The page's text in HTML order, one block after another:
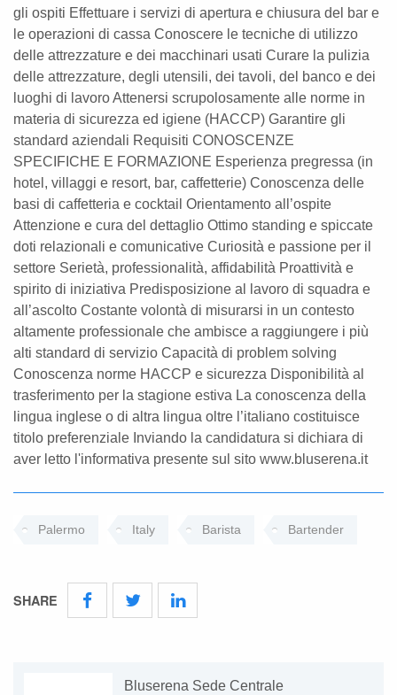
gli ospiti Effettuare i servizi di apertura e chiusura del bar e
le operazioni di cassa Conoscere le tecniche di utilizzo
delle attrezzature e dei macchinari usati Curare la pulizia
delle attrezzature, degli utensili, dei tavoli, del banco e dei
luoghi di lavoro Attenersi scrupolosamente alle norme in
materia di sicurezza ed igiene (HACCP) Garantire gli
standard aziendali Requisiti CONOSCENZE
SPECIFICHE E FORMAZIONE Esperienza pregressa (in
hotel, villaggi e resort, bar, caffetterie) Conoscenza delle
basi di caffetteria e cocktail Orientamento all’ospite
Attenzione e cura del dettaglio Ottimo standing e spiccate
doti relazionali e comunicative Curiosità e passione per il
settore Serietà, professionalità, affidabilità Proattività e
spirito di iniziativa Predisposizione al lavoro di squadra e
all’ascolto Costante volontà di misurarsi in un contesto
altamente professionale che ambisce a raggiungere i più
alti standard di servizio Capacità di problem solving
Conoscenza norme HACCP e sicurezza Disponibilità al
trasferimento per la stagione estiva La conoscenza della
lingua inglese o di altra lingua oltre l’italiano costituisce
titolo preferenziale Inviando la candidatura si dichiara di
aver letto l'informativa presente sul sito www.bluserena.it
Palermo Italy Barista Bartender
SHARE
Bluserena Sede Centrale